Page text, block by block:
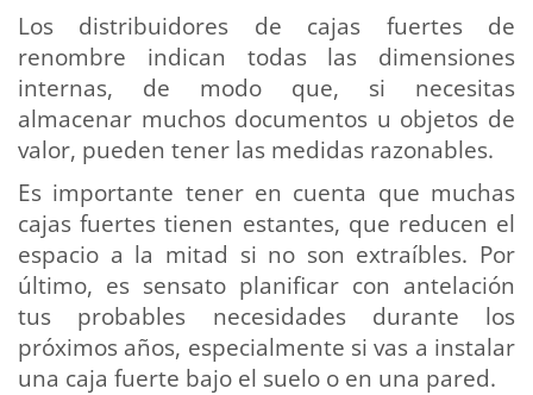
Los distribuidores de cajas fuertes de
renombre indican todas las dimensiones
internas, de modo que, si necesitas
almacenar muchos documentos u objetos de
valor, pueden tener las medidas razonables.
Es importante tener en cuenta que muchas
cajas fuertes tienen estantes, que reducen el
espacio a la mitad si no son extraíbles. Por
último, es sensato planificar con antelación
tus probables necesidades durante los
próximos años, especialmente si vas a instalar
una caja fuerte bajo el suelo o en una pared.